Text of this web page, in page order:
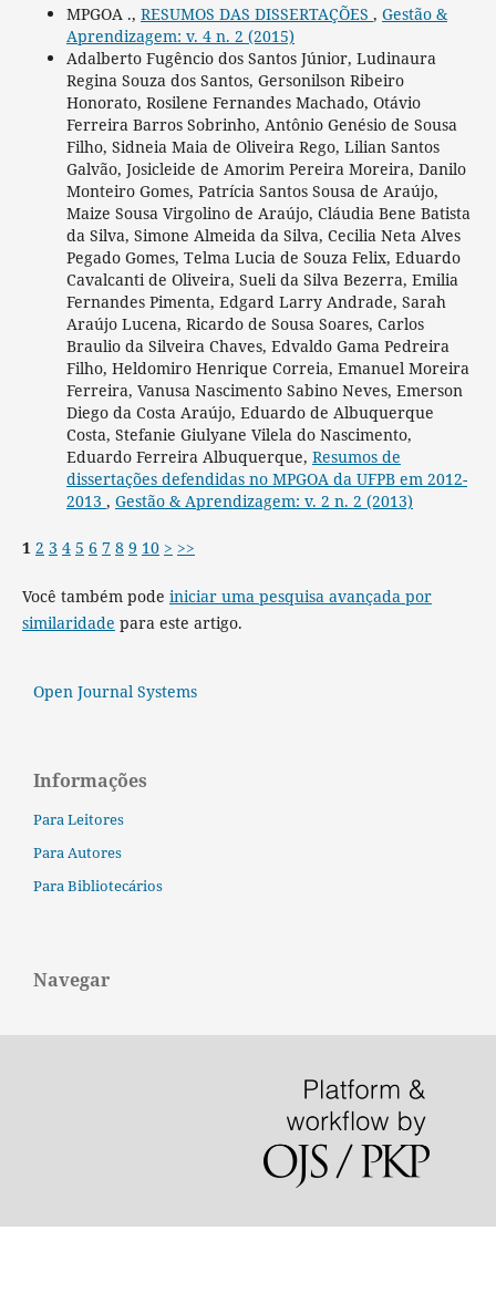
MPGOA ., RESUMOS DAS DISSERTAÇÕES , Gestão &
Aprendizagem: v. 4 n. 2 (2015)
Adalberto Fugêncio dos Santos Júnior, Ludinaura
Regina Souza dos Santos, Gersonilson Ribeiro
Honorato, Rosilene Fernandes Machado, Otávio
Ferreira Barros Sobrinho, Antônio Genésio de Sousa
Filho, Sidneia Maia de Oliveira Rego, Lilian Santos
Galvão, Josicleide de Amorim Pereira Moreira, Danilo
Monteiro Gomes, Patrícia Santos Sousa de Araújo,
Maize Sousa Virgolino de Araújo, Cláudia Bene Batista
da Silva, Simone Almeida da Silva, Cecilia Neta Alves
Pegado Gomes, Telma Lucia de Souza Felix, Eduardo
Cavalcanti de Oliveira, Sueli da Silva Bezerra, Emilia
Fernandes Pimenta, Edgard Larry Andrade, Sarah
Araújo Lucena, Ricardo de Sousa Soares, Carlos
Braulio da Silveira Chaves, Edvaldo Gama Pedreira
Filho, Heldomiro Henrique Correia, Emanuel Moreira
Ferreira, Vanusa Nascimento Sabino Neves, Emerson
Diego da Costa Araújo, Eduardo de Albuquerque
Costa, Stefanie Giulyane Vilela do Nascimento,
Eduardo Ferreira Albuquerque, Resumos de
dissertações defendidas no MPGOA da UFPB em 2012-
2013 , Gestão & Aprendizagem: v. 2 n. 2 (2013)
1 2 3 4 5 6 7 8 9 10 > >>
Você também pode iniciar uma pesquisa avançada por
similaridade para este artigo.
Open Journal Systems
Informações
Para Leitores
Para Autores
Para Bibliotecários
Navegar